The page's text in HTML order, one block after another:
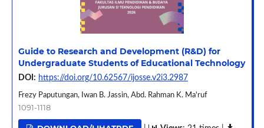
Guide to Research and Development (R&D) for
Undergraduate Students of Educational Technology
DOI: https://doi.org/10.62567/ijosse.v2i3.2987
Frezy Paputungan, Iwan B. Jassin, Abd. Rahman K. Ma'ruf
1091-1118